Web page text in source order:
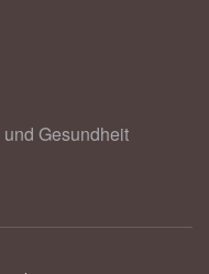
Gesundheit